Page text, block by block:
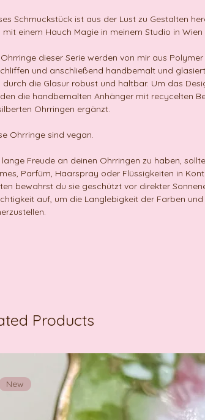
Schmuckstück ist aus der Lust zu Gestalten
mit einem Hauch Magie in meinem Studio in
dieser Serie werden von mir aus
und anschließend handbemalt und
durch die Glasur robust und haltbar. Um das
die handbemalten Anhänger mit recycelten
Ohrringen ergänzt.
Ohrringe sind vegan.
lange Freude an deinen Ohrringen zu haben,
Parfüm, Haarspray oder Flüssigkeiten in
bewahrst du sie geschützt vor direkter
auf, um die Langlebigkeit der Farben
Products
New